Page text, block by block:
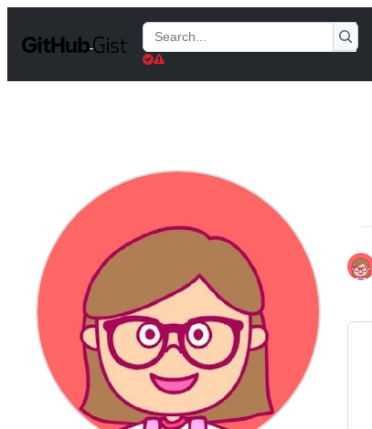
t
Search
Gists